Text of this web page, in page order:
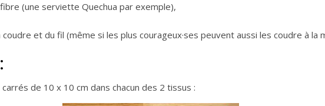
(une serviette Quechua par exemple),
coudre et du fil (même si les plus courageux·ses peuvent aussi les coudre à la
de 10 x 10 cm dans chacun des 2 tissus :